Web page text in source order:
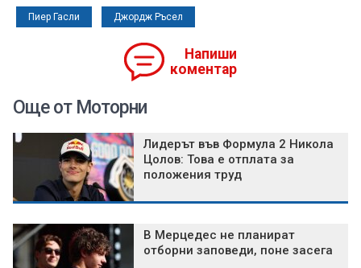
Пиер Гасли Джордж Ръсел
Напиши
коментар
Още от Моторни
Лидерът във Формула 2 Никола
Цолов: Това е отплата за
положения труд
В Мерцедес не планират
отборни заповеди, поне засега